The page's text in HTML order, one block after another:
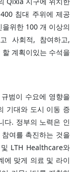
침대 주위에 제공
위한 100 개 이상의
사회적, 참여하고,
계획이있는 수석을
범이 수요에 영향을
기대와 도시 이동 증
다. 정부의 노력은 인
여를 촉진하는 것을
LTH Healthcare와
에 맞게 의료 및 라이